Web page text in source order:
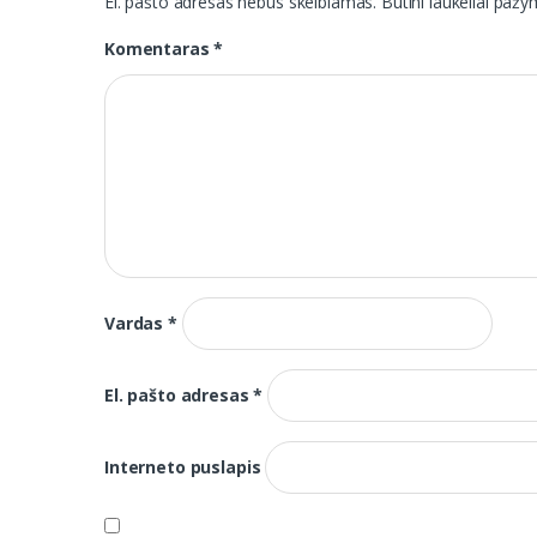
Komentaras*
Vardas*
El. pašto adresas*
Interneto puslapis